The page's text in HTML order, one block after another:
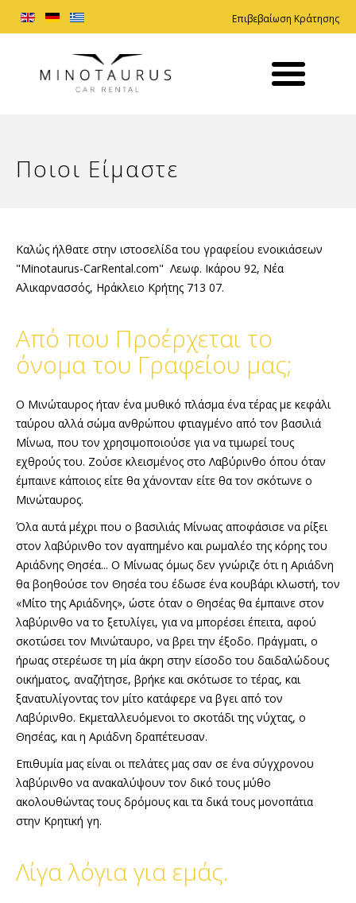
Επιβεβαίωση Κράτησης
Ποιοι Είμαστε
Καλώς ήλθατε στην ιστοσελίδα του γραφείου ενοικιάσεων
"Minotaurus-CarRental.com" Λεωφ. Ικάρου 92, Νέα
Αλικαρνασσός, Ηράκλειο Κρήτης 713 07.
Από που Προέρχεται το
όνομα του Γραφείου μας;
Ο Μινώταυρος ήταν ένα μυθικό πλάσμα ένα τέρας µε κεφάλι
ταύρου αλλά σώμα ανθρώπου φτιαγμένο από τον βασιλιά
Μίνωα, που τον χρησιμοποιούσε για να τιμωρεί τους
εχθρούς του. Ζούσε κλεισμένος στο Λαβύρινθο όπου όταν
έμπαινε κάποιος είτε θα χάνονταν είτε θα τον σκότωνε ο
Μινώταυρος.
Όλα αυτά μέχρι που ο βασιλιάς Μίνωας αποφάσισε να ρίξει
στον λαβύρινθο τον αγαπημένο και ρωμαλέο της κόρης του
Αριάδνης Θησέα... Ο Μίνωας όμως δεν γνώριζε ότι η Αριάδνη
θα βοηθούσε τον Θησέα του έδωσε ένα κουβάρι κλωστή, τον
«Μίτο της Αριάδνης», ώστε όταν ο Θησέας θα έμπαινε στον
λαβύρινθο να το ξετυλίγει, για να μπορέσει έπειτα, αφού
σκοτώσει τον Μινώταυρο, να βρει την έξοδο. Πράγματι, ο
ήρωας στερέωσε τη μία άκρη στην είσοδο του δαιδαλώδους
οικήματος, αναζήτησε, βρήκε και σκότωσε το τέρας, και
ξανατυλίγοντας τον μίτο κατάφερε να βγει από τον
Λαβύρινθο. Εκμεταλλευόμενοι το σκοτάδι της νύχτας, ο
Θησέας, και η Αριάδνη δραπέτευσαν.
Επιθυμία μας είναι οι πελάτες μας σαν σε ένα σύγχρονου
λαβύρινθο να ανακαλύψουν τον δικό τους μύθο
ακολουθώντας τους δρόμους και τα δικά τους μονοπάτια
στην Κρητική γη.
Λίγα λόγια για εμάς.